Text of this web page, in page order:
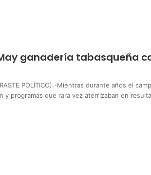
ganadería tabasqueña
POLÍTICO).-Mientras durante años el
y programas que rara vez aterrizaban en